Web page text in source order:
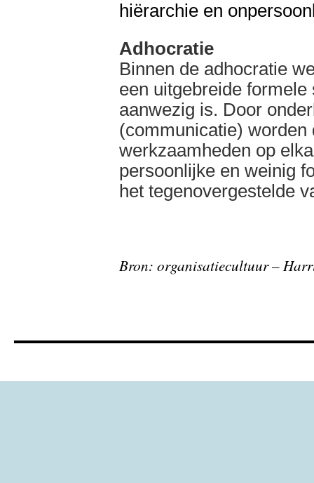
hiërarchie en
Adhocratie
Binnen de adhocratie
een uitgebreide formele
aanwezig is. Door
(communicatie) worden
werkzaamheden op
persoonlijke en weinig
het tegenovergestelde
Bron: organisatiecultuur –